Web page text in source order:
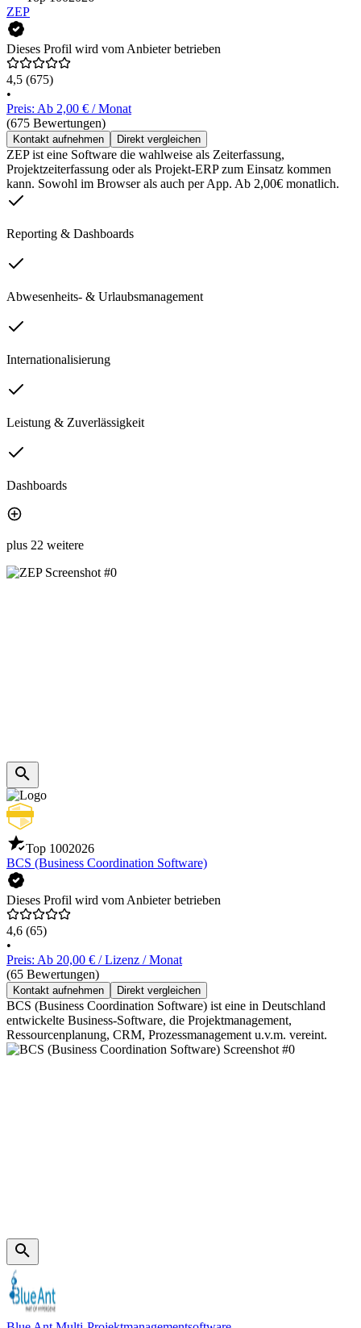
ZEP
Dieses Profil wird vom Anbieter betrieben
4,5 (675)
•
Preis: Ab 2,00 € / Monat
(675 Bewertungen)
Kontakt aufnehmen Direkt vergleichen
ZEP ist eine Software die wahlweise als Zeiterfassung,
Projektzeiterfassung oder als Projekt-ERP zum Einsatz kommen
kann. Sowohl im Browser als auch per App. Ab 2,00€ monatlich.
Reporting & Dashboards
Abwesenheits- & Urlaubsmanagement
Internationalisierung
Leistung & Zuverlässigkeit
Dashboards
plus 22 weitere
Top 1002026
BCS (Business Coordination Software)
Dieses Profil wird vom Anbieter betrieben
4,6 (65)
•
Preis: Ab 20,00 € / Lizenz / Monat
(65 Bewertungen)
Kontakt aufnehmen Direkt vergleichen
BCS (Business Coordination Software) ist eine in Deutschland
entwickelte Business-Software, die Projektmanagement,
Ressourcenplanung, CRM, Prozessmanagement u.v.m. vereint.